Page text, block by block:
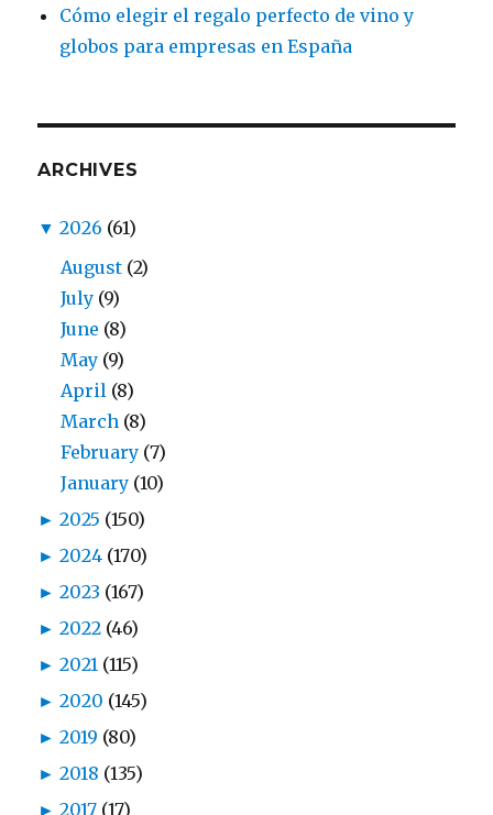
Cómo elegir el regalo perfecto de vino y
globos para empresas en España
ARCHIVES
▼ 2026 (61)
August (2)
July (9)
June (8)
May (9)
April (8)
March (8)
February (7)
January (10)
► 2025 (150)
► 2024 (170)
► 2023 (167)
► 2022 (46)
► 2021 (115)
► 2020 (145)
► 2019 (80)
► 2018 (135)
► 2017 (17)